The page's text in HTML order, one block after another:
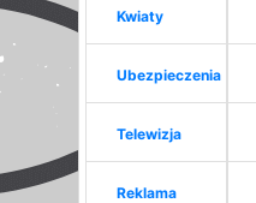
Kwiaty
Ubezpieczenia
Telewizja
Reklama